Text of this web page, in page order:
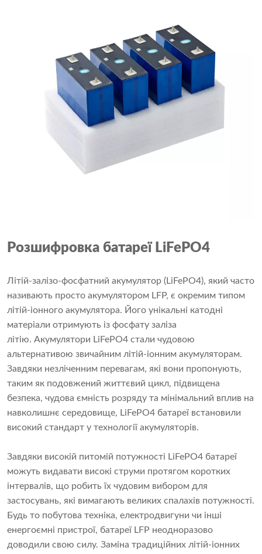
Розшифровка батареї LiFePO4
Літій-залізо-фосфатний акумулятор (LiFePO4), який часто
називають просто акумулятором LFP, є окремим типом
літій-іонного акумулятора. Його унікальні катодні
матеріали отримують із фосфату заліза
літію. Акумулятори LiFePO4 стали чудовою
альтернативою звичайним літій-іонним акумуляторам.
Завдяки незліченним перевагам, які вони пропонують,
таким як подовжений життєвий цикл, підвищена
безпека, чудова ємність розряду та мінімальний вплив на
навколишнє середовище, LiFePO4 батареї встановили
високий стандарт у технології акумуляторів.
Завдяки високій питомій потужності LiFePO4 батареї
можуть видавати високі струми протягом коротких
інтервалів, що робить їх чудовим вибором для
застосувань, які вимагають великих спалахів потужності.
Будь то побутова техніка, електродвигуни чи інші
енергоємні пристрої, батареї LFP неодноразово
доводили свою силу. Заміна традиційних літій-іонних